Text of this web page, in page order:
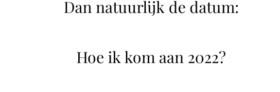
Dan natuurlijk de datum:
Hoe ik kom aan 2022?